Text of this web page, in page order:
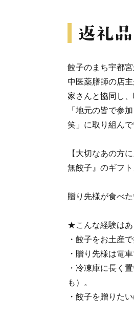
餃子のまち宇都
中医薬膳師の店
家さんと協同し
「地元の皆で参
笑」に取り組んで
【大切なあの方
無餃子』のギフト
贈り先様が食べ
★こんな経験は
・餃子をお土産
・贈り先様は電
・冷凍庫に長く
も）。
・餃子を贈りた